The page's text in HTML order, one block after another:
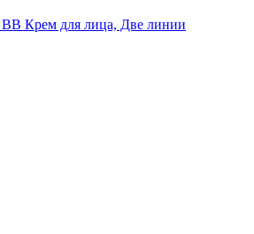
Крем для лица, Две линии